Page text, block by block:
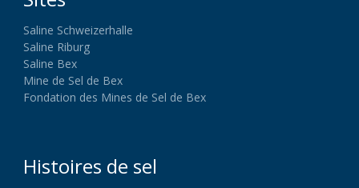
Saline Schweizerhalle
Saline Riburg
Saline Bex
Mine de Sel de Bex
Fondation des Mines de Sel de Bex
Histoires de sel